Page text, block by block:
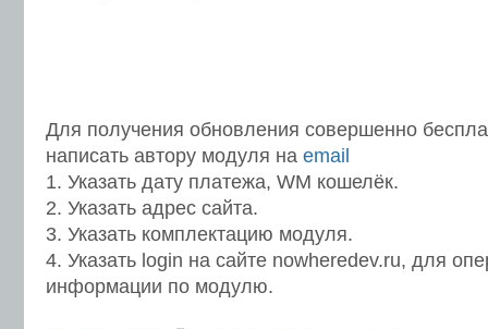
Для получения обновления совершенно
написать автору модуля на email
1. Указать дату платежа, WM кошелёк.
2. Указать адрес сайта.
3. Указать комплектацию модуля.
4. Указать login на сайте nowheredev.ru, для
информации по модулю.